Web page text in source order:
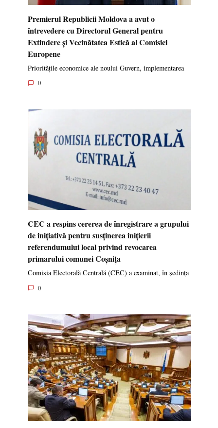
Premierul Republicii Moldova a avut o
întrevedere cu Directorul General pentru
Extindere și Vecinătatea Estică al Comisiei
Europene
Prioritățile economice ale noului Guvern, implementarea
0
CEC a respins cererea de înregistrare a grupului
de inițiativă pentru susținerea inițierii
referendumului local privind revocarea
primarului comunei Coșnița
Comisia Electorală Centrală (CEC) a examinat, în ședința
0